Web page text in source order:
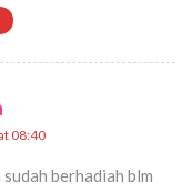
08:40
berhadiah blm